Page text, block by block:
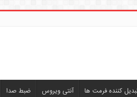
کننده فرمت ها آنتی ویروس ضبط صدا